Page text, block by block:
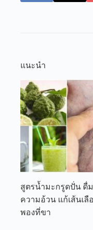
แนะนำ
สูตรน้ำมะกรูดปั่น ดื่
ความอ้วน แก้เส้นเลื
พองที่ขา